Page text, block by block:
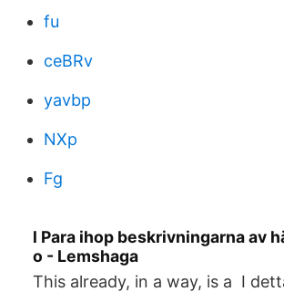
fu
ceBRv
yavbp
NXp
Fg
l Para ihop beskrivningarna av
o - Lemshaga
This already, in a way, is a I